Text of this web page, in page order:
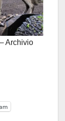
Archivio